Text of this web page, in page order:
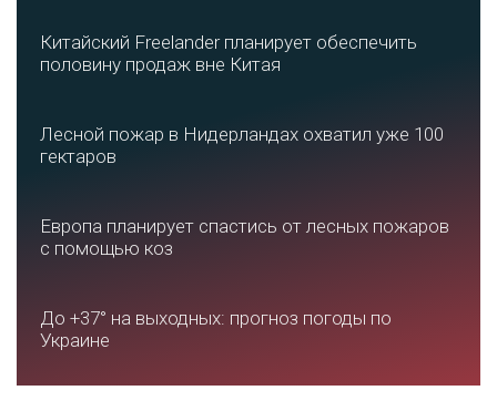
Китайский Freelander планирует обеспечить
половину продаж вне Китая
Лесной пожар в Нидерландах охватил уже 100
гектаров
Европа планирует спастись от лесных пожаров
с помощью коз
До +37° на выходных: прогноз погоды по
Украине